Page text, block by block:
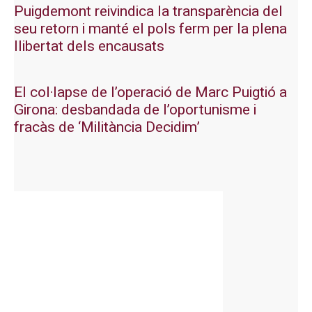
Puigdemont reivindica la transparència del
seu retorn i manté el pols ferm per la plena
llibertat dels encausats
El col·lapse de l’operació de Marc Puigtió a
Girona: desbandada de l’oportunisme i
fracàs de ‘Militància Decidim’